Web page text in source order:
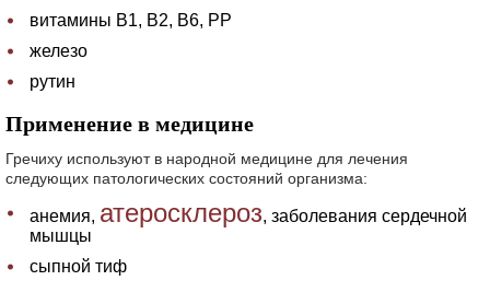
витамины В1, В2, В6, РР
железо
рутин
Применение в медицине
Гречиху используют в народной медицине для лечения
следующих патологических состояний организма:
анемия, атеросклероз, заболевания сердечной
мышцы
сыпной тиф